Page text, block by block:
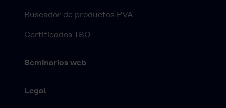
Buscador de productos PVA
Certificados ISO
Seminarios web
Legal